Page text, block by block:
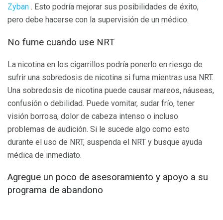
Zyban . Esto podría mejorar sus posibilidades de éxito,
pero debe hacerse con la supervisión de un médico.
No fume cuando use NRT
La nicotina en los cigarrillos podría ponerlo en riesgo de
sufrir una sobredosis de nicotina si fuma mientras usa NRT.
Una sobredosis de nicotina puede causar mareos, náuseas,
confusión o debilidad. Puede vomitar, sudar frío, tener
visión borrosa, dolor de cabeza intenso o incluso
problemas de audición. Si le sucede algo como esto
durante el uso de NRT, suspenda el NRT y busque ayuda
médica de inmediato.
Agregue un poco de asesoramiento y apoyo a su
programa de abandono